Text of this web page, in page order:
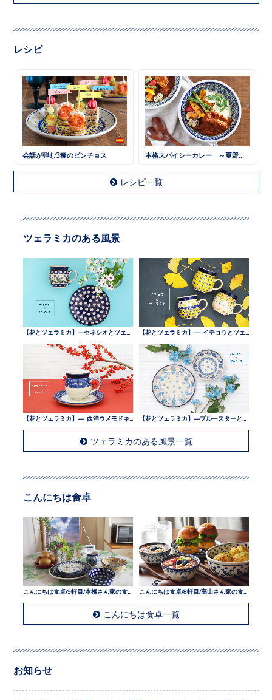
レシピ
会話が弾む3種のピンチョス
レシピ一覧
ツェラミカのある風景
ツェラミカのある風景一覧
こんにちは食卓
こんにちは食卓/9軒目/本橋さん家の食卓
こんにちは食卓一覧
お知らせ